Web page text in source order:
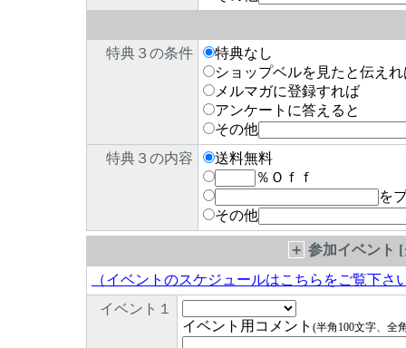
特典３の条件
特典なし
ショップベルを見たと伝えれ
メルマガに登録すれば
アンケートに答えると
その他
特典３の内容
送料無料
％Ｏｆｆ
を
その他
＋ 参加イベント
（イベントのスケジュールはこちらをご覧下さ
イベント１
イベント用コメント (半角100文字、全